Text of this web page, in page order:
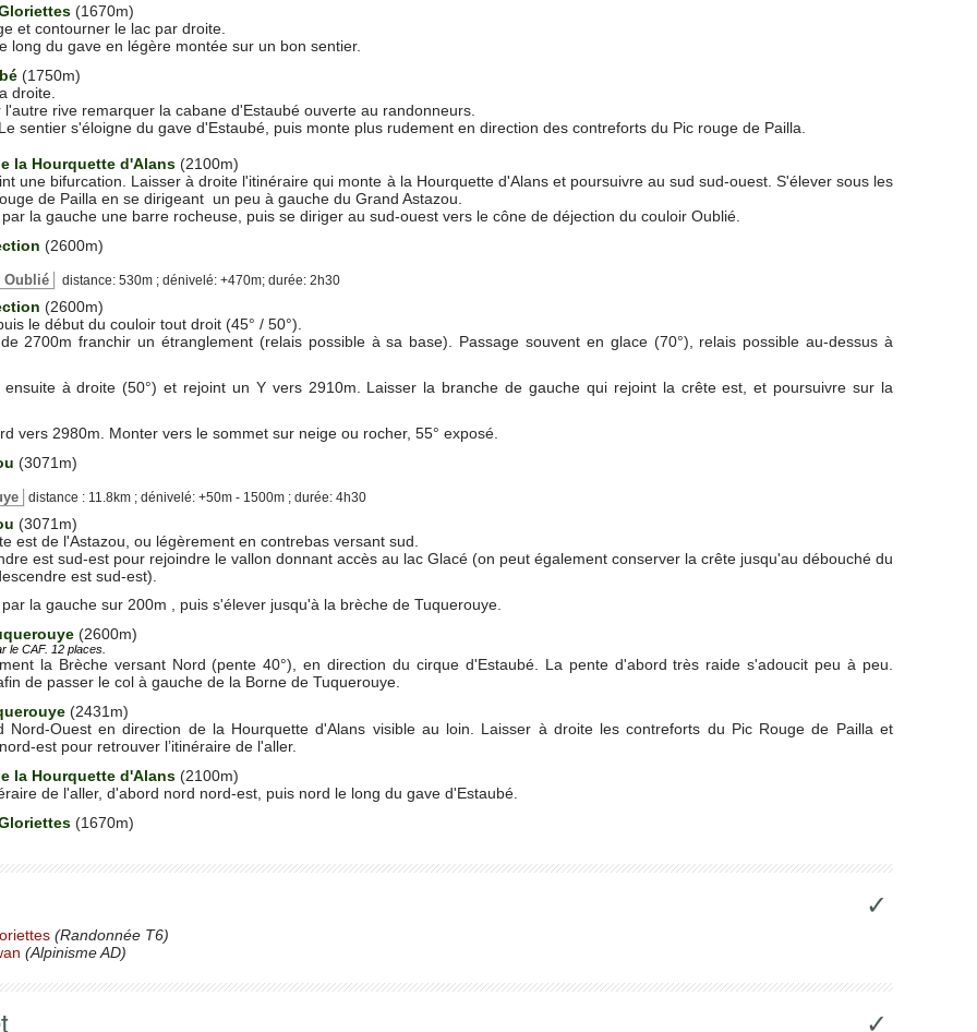
(1670m)
et contourner le lac par droite.
long du gave en légère montée sur un bon sentier.
(1750m)
droite.
rive remarquer la cabane d'Estaubé ouverte au randonneurs.
sentier s'éloigne du gave d'Estaubé, puis monte plus rudement en direction des contreforts du Pic rouge de Pailla.
la Hourquette d'Alans (2100m)
une bifurcation. Laisser à droite l'itinéraire qui monte à la Hourquette d'Alans et poursuivre au sud sud-ouest. S'élever sous les
de Pailla en se dirigeant un peu à gauche du Grand Astazou.
la gauche une barre rocheuse, puis se diriger au sud-ouest vers le cône de déjection du couloir Oublié.
(2600m)
Oublié distance: 530m ; dénivelé: +470m; durée: 2h30
(2600m)
le début du couloir tout droit (45° / 50°).
2700m franchir un étranglement (relais possible à sa base). Passage souvent en glace (70°), relais possible au-dessus à
à droite (50°) et rejoint un Y vers 2910m. Laisser la branche de gauche qui rejoint la crête est, et poursuivre sur la
vers 2980m. Monter vers le sommet sur neige ou rocher, 55° exposé.
(3071m)
distance : 11.8km ; dénivelé: +50m - 1500m ; durée: 4h30
(3071m)
est de l'Astazou, ou légèrement en contrebas versant sud.
est sud-est pour rejoindre le vallon donnant accès au lac Glacé (on peut également conserver la crête jusqu'au débouché du
est sud-est).
la gauche sur 200m , puis s'élever jusqu'à la brèche de Tuquerouye.
(2600m)
le CAF. 12 places.
la Brèche versant Nord (pente 40°), en direction du cirque d'Estaubé. La pente d'abord très raide s'adoucit peu à peu.
de passer le col à gauche de la Borne de Tuquerouye.
(2431m)
Nord-Ouest en direction de la Hourquette d'Alans visible au loin. Laisser à droite les contreforts du Pic Rouge de Pailla et
est pour retrouver l’itinéraire de l'aller.
la Hourquette d'Alans (2100m)
de l'aller, d'abord nord nord-est, puis nord le long du gave d'Estaubé.
(1670m)
✓
(Randonnée T6)
(Alpinisme AD)
✓